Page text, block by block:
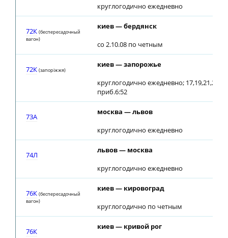
круглогодично ежедневно
72К (беспересадочный
вагон)
киев — бердянск
со 2.10.08 по четным
72К (запорiжжя)
киев — запорожье
круглогодично ежедневно;
приб.6:52
73A
москва — львов
круглогодично ежедневно
74Л
львов — москва
круглогодично ежедневно
76К (беспересадочный
вагон)
киев — кировоград
круглогодично по четным
76К
киев — кривой рог